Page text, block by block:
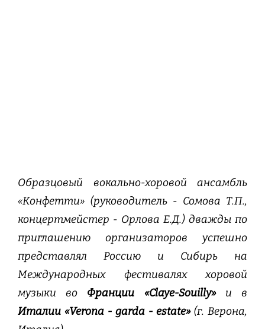
Образцовый вокально-хоровой ансамбль
«Конфетти» (руководитель - Сомова Т.П.,
концертмейстер - Орлова Е.Д.) дважды по
приглашению организаторов успешно
представлял Россию и Сибирь на
Международных фестивалях хоровой
музыки во Франции «Claye-Souilly»и в
Италии «Verona - garda - estate»(г. Верона,